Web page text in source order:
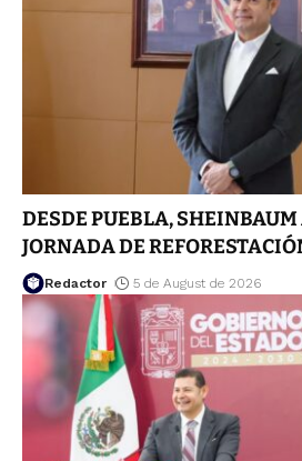
DESDE PUEBLA,
JORNADA DE
Redactor 5 de August de 2026